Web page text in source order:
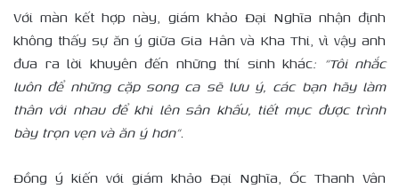
Với màn kết hợp này, giám khảo Đại Nghĩa nhận định
không thấy sự ăn ý giữa Gia Hân và Kha Thi, vì vậy anh
đưa ra lời khuyên đến những thí sinh khác: “Tôi nhắc
luôn để những cặp song ca sẽ lưu ý, các bạn hãy làm
thân với nhau để khi lên sân khấu, tiết mục được trình
bày trọn vẹn và ăn ý hơn”.
Đồng ý kiến với giám khảo Đại Nghĩa, Ốc Thanh Vân